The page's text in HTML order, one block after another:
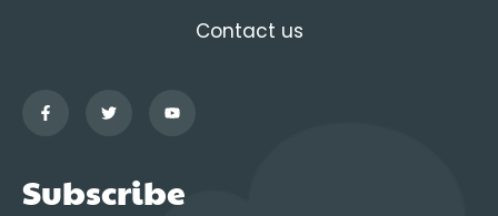
Contact us
Subscribe